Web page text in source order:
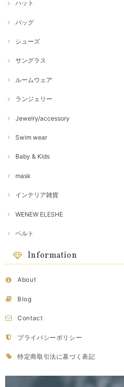
ハット
バッグ
シューズ
サングラス
ルームウェア
ランジェリー
Jewelry/accessory
Swim wear
Baby & Kids
mask
インテリア雑貨
WENEW ELESHE
ベルト
Information
About
Blog
Contact
プライバシーポリシー
特定商取引法に基づく表記